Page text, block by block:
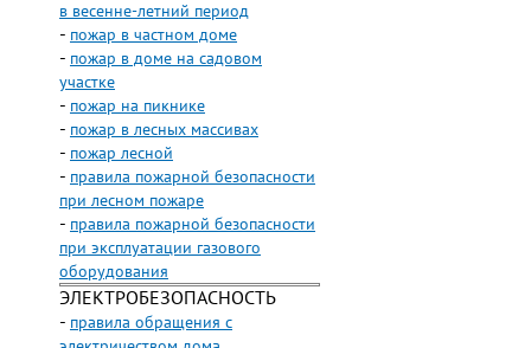
в весенне-летний период
- пожар в частном доме
- пожар в доме на садовом
участке
- пожар на пикнике
- пожар в лесных массивах
- пожар лесной
- правила пожарной безопасности
при лесном пожаре
- правила пожарной безопасности
при эксплуатации газового
оборудования
ЭЛЕКТРОБЕЗОПАСНОСТЬ
- правила обращения с